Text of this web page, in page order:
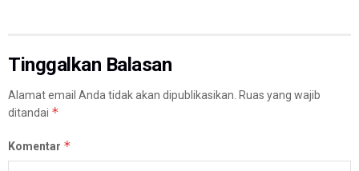
Tinggalkan Balasan
Alamat email Anda tidak akan dipublikasikan. Ruas yang wajib
ditandai *
Komentar *